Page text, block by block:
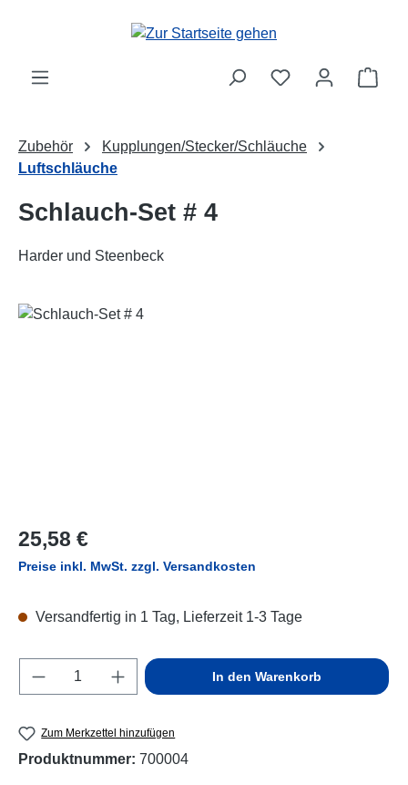
Zum Hauptinhalt springen
Zubehör
Kupplungen/Stecker/Schläuche
Luftschläuche
Schlauch-Set # 4
Harder und Steenbeck
Bildergalerie überspringen
Regulärer Preis:
25,58 €
Preise inkl. MwSt. zzgl. Versandkosten
Versandfertig in 1 Tag, Lieferzeit 1-3 Tage
Produkt Anzahl: Gib den gewünschten
In den Warenkorb
Zum Merkzettel hinzufügen
Produktnummer: 700004